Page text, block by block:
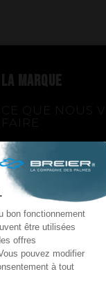
LA MARQUE
CE QUE NOUS
FAIRE
CE QUE NOUS
APPORTONS
COMMENT
LE FAIRE
COMMENT
UNE HISTOIRE
D'INNOVATIONS
GENESIS